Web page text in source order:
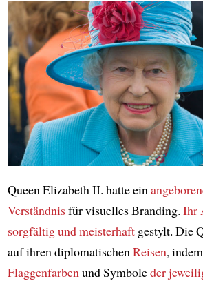
Queen Elizabeth II. hatte ein
Verständnisfür visuelles Branding. Ihr
sorgfältig und meisterhaftgestylt. Die
auf ihren diplomatischen Reisen,
Flaggenfarben und Symboleder